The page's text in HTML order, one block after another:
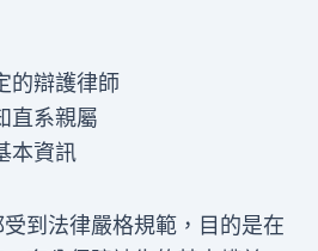
的辯護律師
直系親屬
本資訊
到法律嚴格規範，目的是在